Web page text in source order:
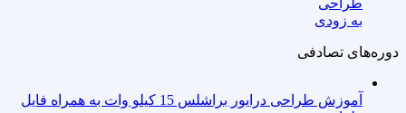
به زودی
دوره‌های تصادفی
آموزش طراحی درایور براشلس 15 کیلو وات به همراه فایل